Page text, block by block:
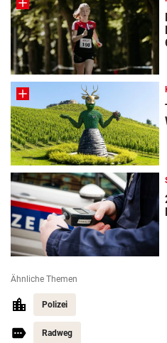
Ähnliche Themen
Polizei
Radweg